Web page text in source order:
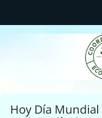
Hoy Día